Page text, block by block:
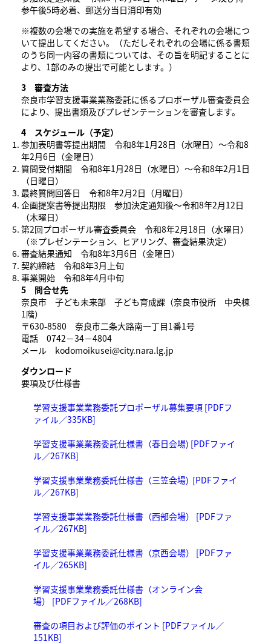
参午後5時必着、郵送分当日消印有効
※複数の会場での実施を希望する場合、それぞれの会場につ
いて提出してください。（ただしそれぞれの会場に係る書類
のうち同一内容の書類については、その旨を明記することに
より、1部のみの提出で可能とします。）
3 審査方法
奈良市学習支援事業業務委託に係るプロポーザル審査委員会
により、提出書類及びプレゼンテーションを審査します。
4 スケジュール（予定）
参加表明書等提出期間 令和8年1月28日（水曜日）～令和8
年2月6日（金曜日）
質問受付期間 令和8年1月28日（水曜日）～令和8年2月1日
（日曜日）
最終質問回答日 令和8年2月2日（月曜日）
企画提案書等提出期限 参加決定通知後～令和8年2月12日
（木曜日）
第2回プロポーザル審査委員会 令和8年2月18日（水曜日）
（※プレゼンテーション、ヒアリング、審査結果決定）
審査結果通知 令和8年3月6日（金曜日）
契約締結 令和8年3月上旬
事業開始 令和8年4月中旬
5 問合せ先
奈良市 子ども未来部 子ども育成課（奈良市役所 中央棟
1階）
〒630-8580 奈良市二条大路南一丁目1番1号
電話 0742－34－4804
メール kodomoikusei@city.nara.lg.jp
ダウンロード
要項及び仕様書
学習支援事業業務委託プロポーザル募集要項 [PDFフ
ァイル／335KB]
学習支援事業業務委託仕様書（春日会場) [PDFファイ
ル／267KB]
学習支援事業業務委託仕様書（三笠会場) [PDFファイ
ル／267KB]
学習支援事業業務委託仕様書（西部会場） [PDFファ
イル／267KB]
学習支援事業業務委託仕様書（京西会場） [PDFファ
イル／265KB]
学習支援事業業務委託仕様書（オンライン会
場） [PDFファイル／268KB]
審査の項目および評価のポイント [PDFファイル／
151KB]